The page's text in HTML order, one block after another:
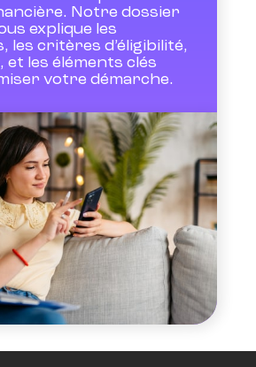
Notre dossier
explique les
les critères d’éligibilité,
et les éléments clés
votre démarche.